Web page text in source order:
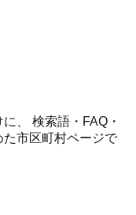
、 検索語・FAQ・
市区町村ページで